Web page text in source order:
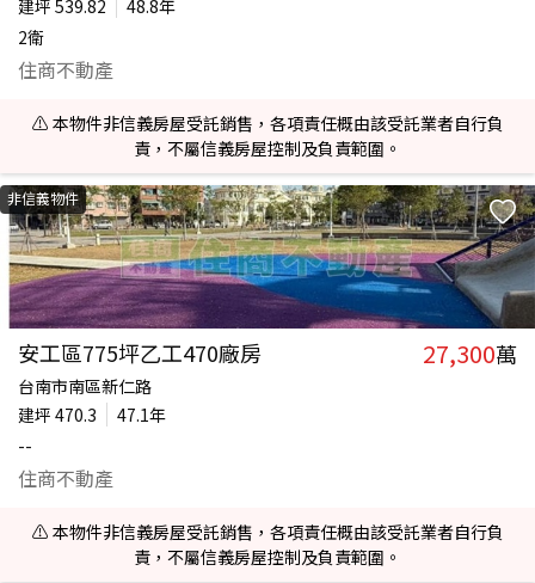
建坪 539.82
48.8年
2衛
住商不動產
⚠️ 本物件非信義房屋受託銷售，各項責任概由該受託業者自行負
責，不屬信義房屋控制及負責範圍。
非信義物件
安工區775坪乙工470廠房 27,300萬
台南市南區新仁路
建坪 470.3
47.1年
--
住商不動產
⚠️ 本物件非信義房屋受託銷售，各項責任概由該受託業者自行負
責，不屬信義房屋控制及負責範圍。